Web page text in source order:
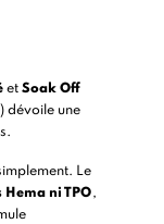
et Soak Off
dévoile une
Le
Hema ni TPO,